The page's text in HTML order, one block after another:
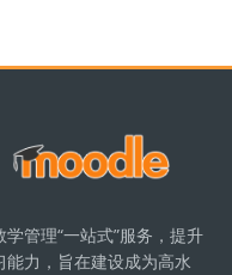
管理“一站式”服务，提升
力，旨在建设成为高水